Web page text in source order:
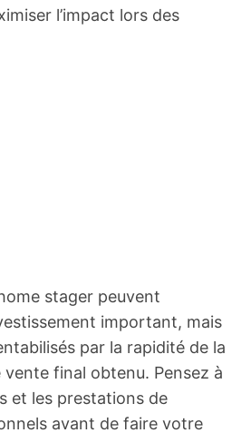
l’impact lors des
stager peuvent
important, mais
par la rapidité de la
final obtenu. Pensez à
et les prestations de
avant de faire votre